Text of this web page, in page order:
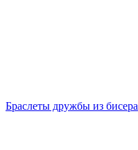
Браслеты дружбы из бисера